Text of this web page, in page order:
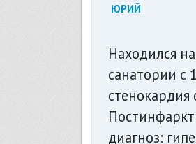
ЮРИЙ
Находился
санатории с
диагноз: